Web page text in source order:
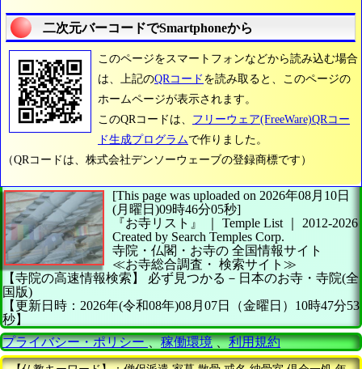
二次元バーコードでSmartphoneから
このページをスマートフォンなどから読み込む場合
は、上記のQRコード を読み取ると、このページの
ホームページが表示されます。
このQRコードは、 フリーウェア(FreeWare)QRコー
ド生成プログラムで作りました。
（QRコードは、株式会社デンソーウェーブの登録商標です）
[This page was uploaded on 2026年08月10日
(月曜日)09時46分05秒]
『お寺リスト』 ｜ Temple List
2012-2026
Created by Search Temples Corp.
寺院・仏閣・お寺の 全国情報サイト
≪お寺総合調査・ 検索サイト≫
【寺院の高速情報検索】
必ず見つかる－日本のお寺・寺院(全
国版)
【更新日時：2026年(令和08年)08月07日（金曜日）10時47分53
秒】
プライバシー・ポリシー、稼働環境、利用規約